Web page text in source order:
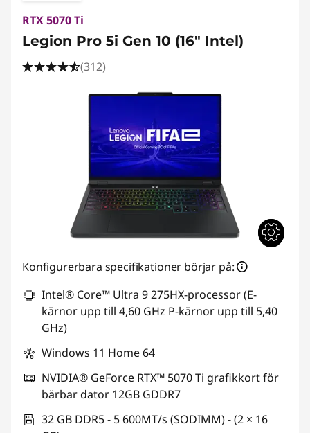
RTX 5070 Ti
Legion Pro 5i Gen 10 (16" Intel)
(312)
Konfigurerbara specifikationer börjar på:
Intel® Core™ Ultra 9 275HX-processor (E-
kärnor upp till 4,60 GHz P-kärnor upp till 5,40
GHz)
Windows 11 Home 64
NVIDIA® GeForce RTX™ 5070 Ti grafikkort för
bärbar dator 12GB GDDR7
32 GB DDR5 - 5 600MT/s (SODIMM) - (2 × 16